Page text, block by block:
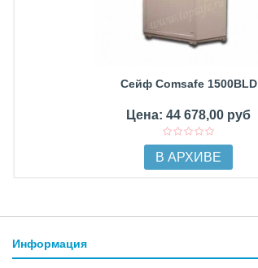
Сейф Comsafe 1500BLD
Цена: 44 678,00 руб
В АРХИВЕ
Информация